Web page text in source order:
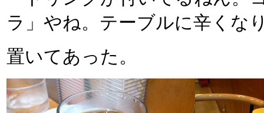
ラ」やね。テーブルに辛くな
置いてあった。